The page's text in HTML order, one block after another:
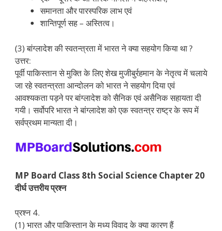
समानता और पारस्परिक लाभ एवं
शान्तिपूर्ण सह – अस्तित्व।
(3) बांग्लादेश की स्वतन्त्रता में भारत ने क्या सहयोग किया था ?
उत्तर:
पूर्वी पाकिस्तान से मुक्ति के लिए शेख मुजीबुर्रहमान के नेतृत्व में चलाये
जा रहे स्वतन्त्रता आन्दोलन को भारत ने सहयोग दिया एवं
आवश्यकता पड़ने पर बांग्लादेश को सैनिक एवं असैनिक सहायता दी
गयी। सर्वोपरि भारत ने बांग्लादेश को एक स्वतन्त्र राष्ट्र के रूप में
सर्वप्रथम मान्यता दी।
MP Board Class 8th Social Science Chapter 20
दीर्घ उत्तरीय प्रश्न
प्रश्न 4.
(1) भारत और पाकिस्तान के मध्य विवाद के क्या कारण हैं